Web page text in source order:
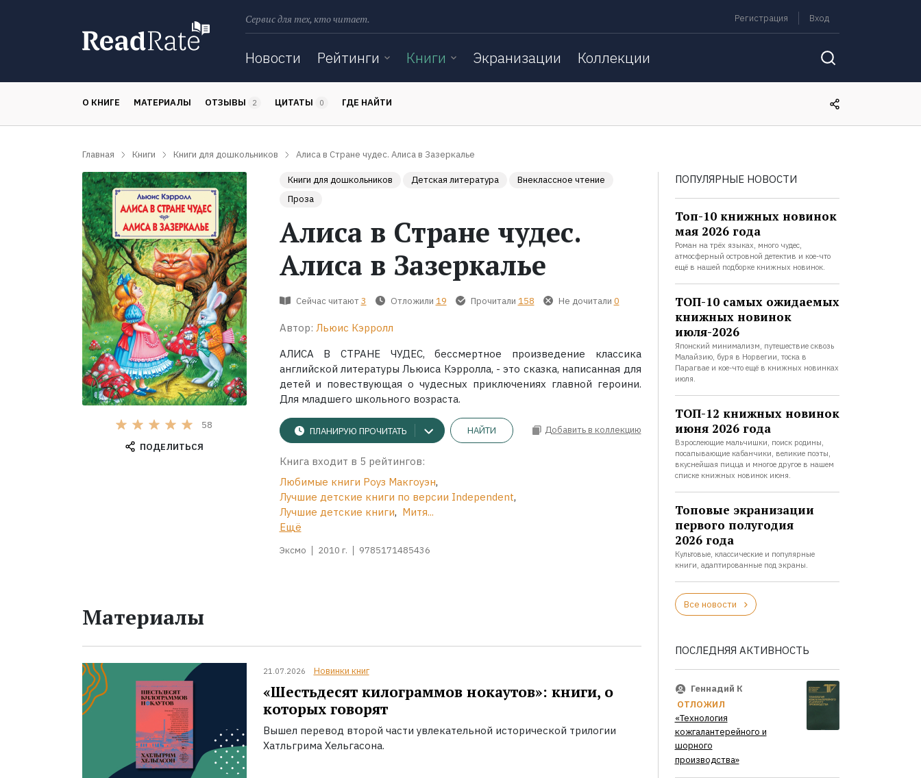
Сервис для тех, кто читает. Регистрация Вход
Новости Рейтинги Книги Экранизации Коллекции
О КНИГЕ МАТЕРИАЛЫ ОТЗЫВЫ 2 ЦИТАТЫ 0 ГДЕ НАЙТИ
Главная Книги Книги для дошкольников Алиса в Стране чудес. Алиса в Зазеркалье
58
ПОДЕЛИТЬСЯ
Книги для дошкольников Детская литература
Внеклассное чтение
Проза
Алиса в Стране чудес.
Алиса в Зазеркалье
Сейчас читают 3 Отложили 19 Прочитали 158 Не дочитали 0
Автор: Льюис Кэрролл
АЛИСА В СТРАНЕ ЧУДЕС, бессмертное произведение классика
английской литературы Льюиса Кэрролла, - это сказка, написанная для
детей и повествующая о чудесных приключениях главной героини.
Для младшего школьного возраста.
ПЛАНИРУЮ ПРОЧИТАТЬ НАЙТИ Добавить в коллекцию
Книга входит в 5 рейтингов:
Любимые книги Роуз Макгоуэн,
Лучшие детские книги по версии Independent,
Лучшие детские книги, Митя...
Ещё
Эксмо 2010 г. 9785171485436
Материалы
21.07.2026 Новинки книг
«Шестьдесят килограммов нокаутов»: книги, о
которых говорят
Вышел перевод второй части увлекательной исторической трилогии
Хатльгрима Хельгасона.
ПОПУЛЯРНЫЕ НОВОСТИ
Топ-10 книжных новинок
мая 2026 года
Роман на трёх языках, много чудес,
атмосферный островной детектив и кое-что
ещё в нашей подборке книжных новинок.
ТОП-10 самых ожидаемых
книжных новинок
июля-2026
Японский минимализм, путешествие сквозь
Малайзию, буря в Норвегии, тоска в
Парагвае и кое-что ещё в книжных новинках
июля.
ТОП-12 книжных новинок
июня 2026 года
Взрослеющие мальчишки, поиск родины,
посапывающие кабанчики, великие поэты,
вкуснейшая пицца и многое другое в нашем
списке книжных новинок июня.
Топовые экранизации
первого полугодия
2026 года
Культовые, классические и популярные
книги, адаптированные под экраны.
Все новости
ПОСЛЕДНЯЯ АКТИВНОСТЬ
Геннадий К
ОТЛОЖИЛ
«Технология
кожгалантерейного и
шорного
производства»